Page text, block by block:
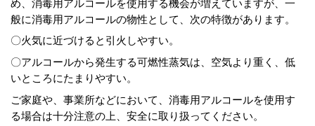
め、消毒用アルコールを使用する機会が増えていますが、一
般に消毒用アルコールの物性として、次の特徴があります。
〇火気に近づけると引火しやすい。
〇アルコールから発生する可燃性蒸気は、空気より重く、低
いところにたまりやすい。
ご家庭や、事業所などにおいて、消毒用アルコールを使用す
る場合は十分注意の上、安全に取り扱ってください。